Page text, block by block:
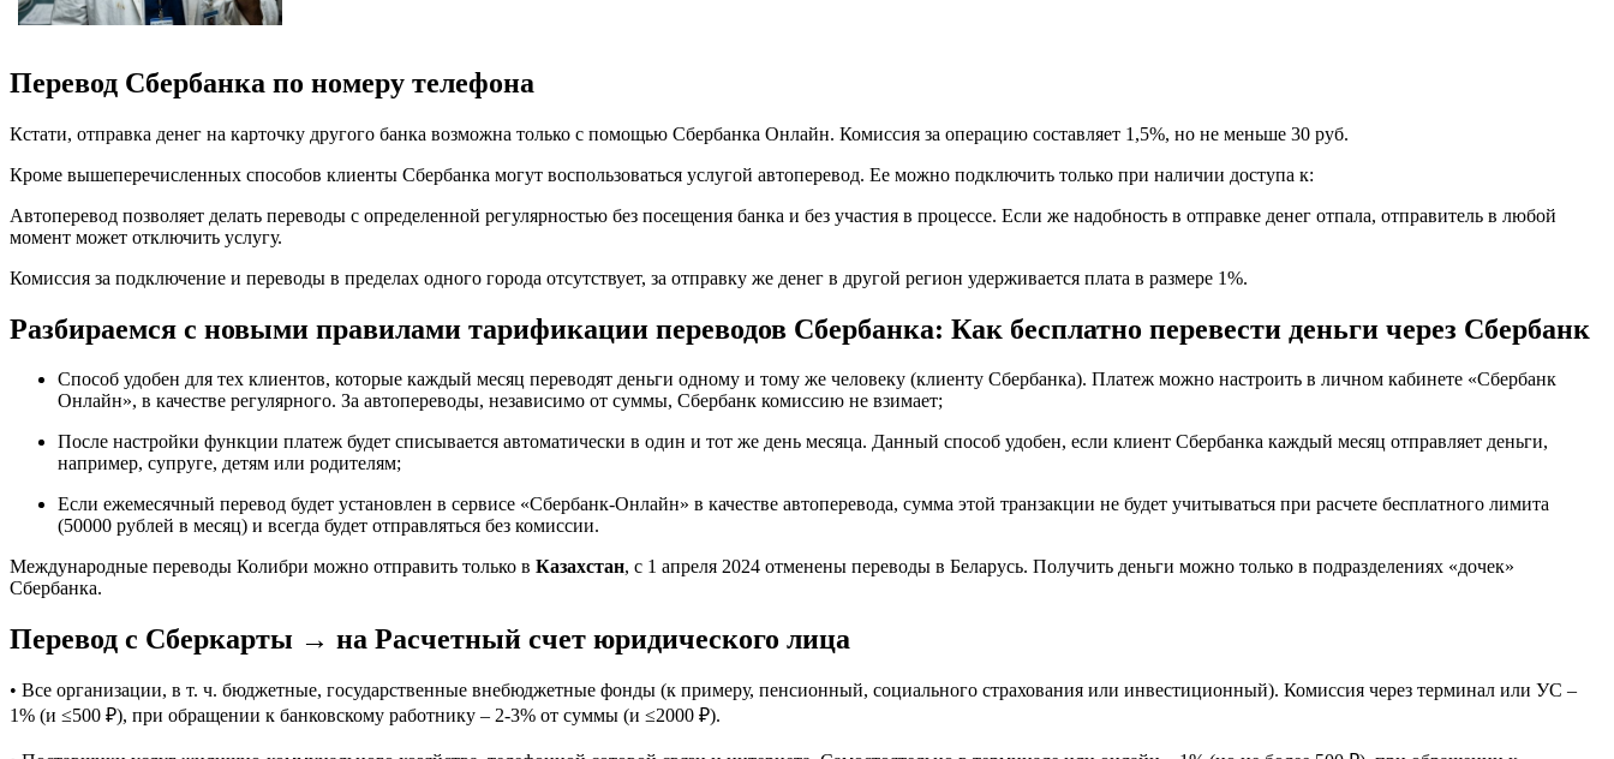
Перевод Сбербанка по номеру телефона
Кстати, отправка денег на карточку другого банка возможна только с помощью Сбербанка Онлайн. Комиссия за операцию составляет 1,5%, но не меньше 30 руб.
Кроме вышеперечисленных способов клиенты Сбербанка могут воспользоваться услугой автоперевод. Ее можно подключить только при наличии доступа к:
Автоперевод позволяет делать переводы с определенной регулярностью без посещения банка и без участия в процессе. Если же надобность в отправке денег отпала, отправитель в любой
момент может отключить услугу.
Комиссия за подключение и переводы в пределах одного города отсутствует, за отправку же денег в другой регион удерживается плата в размере 1%.
Разбираемся с новыми правилами тарификации переводов Сбербанка: Как бесплатно перевести деньги через Сбербанк
Способ удобен для тех клиентов, которые каждый месяц переводят деньги одному и тому же человеку (клиенту Сбербанка). Платеж можно настроить в личном кабинете «Сбербанк
Онлайн», в качестве регулярного. За автопереводы, независимо от суммы, Сбербанк комиссию не взимает;
После настройки функции платеж будет списывается автоматически в один и тот же день месяца. Данный способ удобен, если клиент Сбербанка каждый месяц отправляет деньги,
например, супруге, детям или родителям;
Если ежемесячный перевод будет установлен в сервисе «Сбербанк-Онлайн» в качестве автоперевода, сумма этой транзакции не будет учитываться при расчете бесплатного лимита
(50000 рублей в месяц) и всегда будет отправляться без комиссии.
Международные переводы Колибри можно отправить только в Казахстан, с 1 апреля 2024 отменены переводы в Беларусь. Получить деньги можно только в подразделениях «дочек»
Сбербанка.
Перевод с Сберкарты → на Расчетный счет юридического лица
• Все организации, в т. ч. бюджетные, государственные внебюджетные фонды (к примеру, пенсионный, социального страхования или инвестиционный). Комиссия через терминал или УС –
1% (и ≤500 ₽), при обращении к банковскому работнику – 2-3% от суммы (и ≤2000 ₽).